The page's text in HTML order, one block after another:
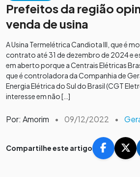
Prefeitos da região
venda de usina
A Usina Termelétrica Candiota III, que é
contrato até 31 de dezembro de 2024 e
em aberto porque a Centrais Elétricas
que é controladora da Companhia de
Energia Elétrica do Sul do Brasil (CGT
interesse em não […]
Por: Amorim • 09/12/2022 •
Compartilhe este artigo